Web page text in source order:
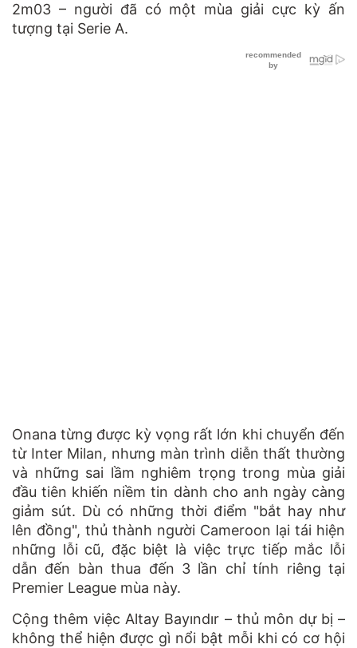
2m03 – người đã có một mùa giải cực kỳ ấn
tượng tại Serie A.
Onana từng được kỳ vọng rất lớn khi chuyển đến
từ Inter Milan, nhưng màn trình diễn thất thường
và những sai lầm nghiêm trọng trong mùa giải
đầu tiên khiến niềm tin dành cho anh ngày càng
giảm sút. Dù có những thời điểm "bắt hay như
lên đồng", thủ thành người Cameroon lại tái hiện
những lỗi cũ, đặc biệt là việc trực tiếp mắc lỗi
dẫn đến bàn thua đến 3 lần chỉ tính riêng tại
Premier League mùa này.
Cộng thêm việc Altay Bayındır – thủ môn dự bị –
không thể hiện được gì nổi bật mỗi khi có cơ hội